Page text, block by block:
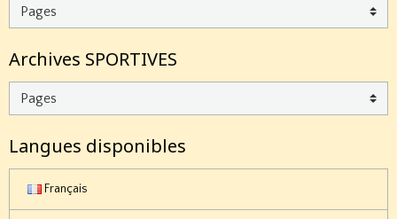
Archives SPORTIVES
Langues disponibles
Français